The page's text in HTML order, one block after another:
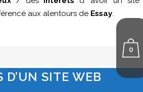
0
aux alentours de Essay.
D’UN SITE WEB